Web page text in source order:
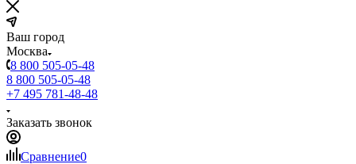
Ваш город
Москва
8 800 505-05-48
8 800 505-05-48
+7 495 781-48-48
Заказать звонок
Сравнение0